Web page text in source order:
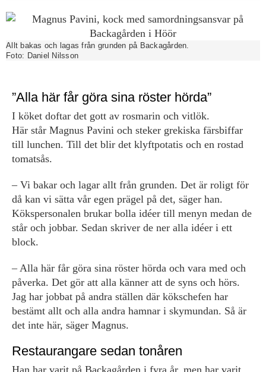
Allt bakas och lagas från grunden på Backagården.
Foto: Daniel Nilsson
”Alla här får göra sina röster hörda”
I köket doftar det gott av rosmarin och vitlök.
Här står Magnus Pavini och steker grekiska färsbiffar
till lunchen. Till det blir det klyftpotatis och en rostad
tomatsås.
– Vi bakar och lagar allt från grunden. Det är roligt för
då kan vi sätta vår egen prägel på det, säger han.
Kökspersonalen brukar bolla idéer till menyn medan de
står och jobbar. Sedan skriver de ner alla idéer i ett
block.
– Alla här får göra sina röster hörda och vara med och
påverka. Det gör att alla känner att de syns och hörs.
Jag har jobbat på andra ställen där kökschefen har
bestämt allt och alla andra hamnar i skymundan. Så är
det inte här, säger Magnus.
Restaurangare sedan tonåren
Han har varit på Backagården i fyra år, men har varit